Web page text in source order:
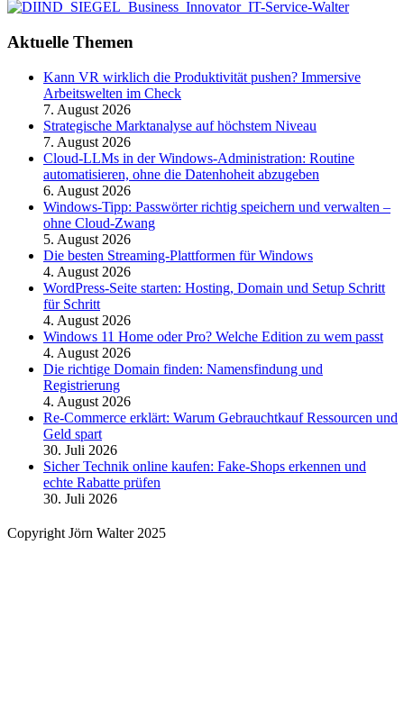
Aktuelle Themen
Kann VR wirklich die Produktivität pushen? Immersive
Arbeitswelten im Check
7. August 2026
Strategische Marktanalyse auf höchstem Niveau
7. August 2026
Cloud-LLMs in der Windows-Administration: Routine
automatisieren, ohne die Datenhoheit abzugeben
6. August 2026
Windows-Tipp: Passwörter richtig speichern und verwalten –
ohne Cloud-Zwang
5. August 2026
Die besten Streaming-Plattformen für Windows
4. August 2026
WordPress-Seite starten: Hosting, Domain und Setup Schritt
für Schritt
4. August 2026
Windows 11 Home oder Pro? Welche Edition zu wem passt
4. August 2026
Die richtige Domain finden: Namensfindung und
Registrierung
4. August 2026
Re-Commerce erklärt: Warum Gebrauchtkauf Ressourcen und
Geld spart
30. Juli 2026
Sicher Technik online kaufen: Fake-Shops erkennen und
echte Rabatte prüfen
30. Juli 2026
Copyright Jörn Walter 2025